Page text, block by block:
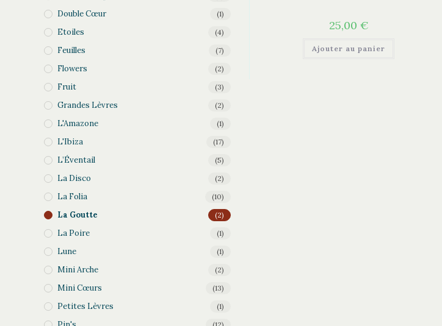
25,00 €
Ajouter au panier
Double Cœur (1)
Etoiles (4)
Feuilles (7)
Flowers (2)
Fruit (3)
Grandes Lèvres (2)
L'Amazone (1)
L'Ibiza (17)
L’Éventail (5)
La Disco (2)
La Folia (10)
La Goutte (2)
La Poire (1)
Lune (1)
Mini Arche (2)
Mini Cœurs (13)
Petites Lèvres (1)